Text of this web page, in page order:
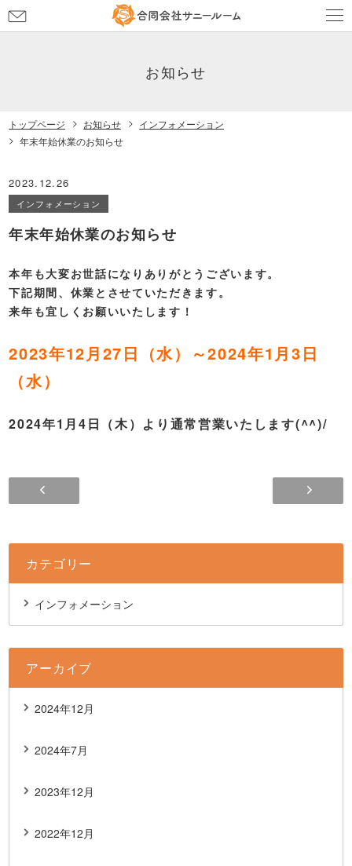
問
お知らせ
トップページ お知らせ
インフォメーション
年末年始休業のお知らせ
2023.12.26
インフォメーション
年末年始休業のお知らせ
本年も大変お世話になりありがとうございます。
下記期間、休業とさせていただきます。
来年も宜しくお願いいたします！
2023年12月27日（水）～2024年1月3日
（水）
2024年1月4日（木）より通常営業いたします(^^)/
カテゴリー
インフォメーション
アーカイブ
2024年12月
2024年7月
2023年12月
2022年12月